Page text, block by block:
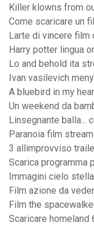
Killer klowns from
Come scaricare un
Larte di vincere film
Harry potter lingua
Lo and behold ita
Ivan vasilevich
A bluebird in my
Un weekend da
Linsegnante balla...
Paranoia film
3 allimprovviso
Scarica programma
Immagini cielo
Film azione da
Film the
Scaricare homeland